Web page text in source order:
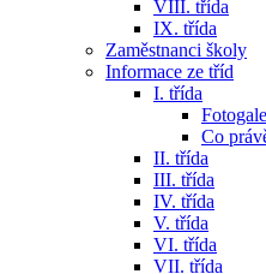
VIII. třída
IX. třída
Zaměstnanci školy
Informace ze tříd
I. třída
Co
II. třída
III. třída
IV. třída
V. třída
VI. třída
VII. třída